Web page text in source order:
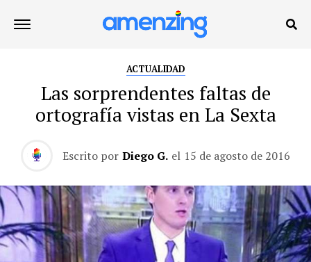
ACTUALIDAD
Las sorprendentes faltas de
ortografía vistas en La Sexta
Escrito por Diego G. el 15 de agosto de 2016